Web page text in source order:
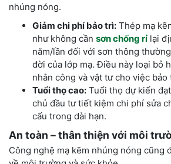
nhúng nóng.
Giảm chi phí bảo trì: Thép mạ
như không cần sơn chống rỉ lại
năm/lần đối với sơn thông
đời của lớp mạ. Điều này loại bỏ
nhân công và vật tư cho việc
Tuổi thọ cao: Tuổi thọ dự kiến
chủ đầu tư tiết kiệm chi phí sửa
cấu trong dài hạn.
An toàn – thân thiện với môi
Công nghệ mạ kẽm nhúng nóng cũng